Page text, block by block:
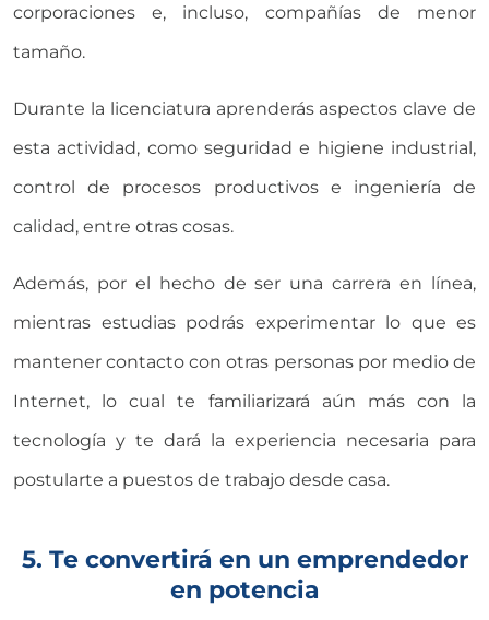
corporaciones e, incluso, compañías de menor
tamaño.
Durante la licenciatura aprenderás aspectos clave de
esta actividad, como seguridad e higiene industrial,
control de procesos productivos e ingeniería de
calidad, entre otras cosas.
Además, por el hecho de ser una carrera en línea,
mientras estudias podrás experimentar lo que es
mantener contacto con otras personas por medio de
Internet, lo cual te familiarizará aún más con la
tecnología y te dará la experiencia necesaria para
postularte a puestos de trabajo desde casa.
5. Te convertirá en un emprendedor
en potencia